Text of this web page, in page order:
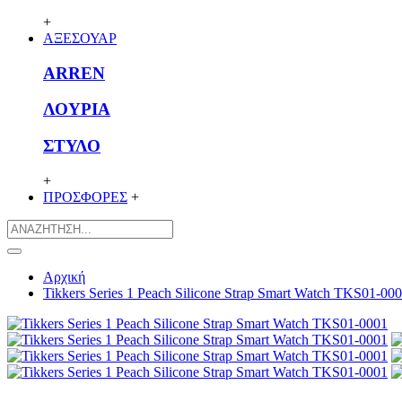
+
ΑΞΕΣΟΥΑΡ
ARREN
ΛΟΥΡΙΑ
ΣΤΥΛΟ
+
ΠΡΟΣΦΟΡΕΣ +
Αρχική
Tikkers Series 1 Peach Silicone Strap Smart Watch TKS01-